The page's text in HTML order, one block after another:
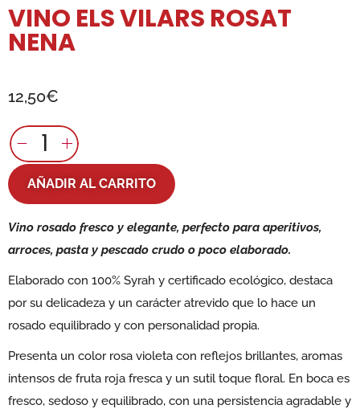
VINO ELS VILARS ROSAT
NENA
12,50€
AÑADIR AL CARRITO
Vino rosado fresco y elegante, perfecto para aperitivos,
arroces, pasta y pescado crudo o poco elaborado.
Elaborado con 100% Syrah y certificado ecológico, destaca
por su delicadeza y un carácter atrevido que lo hace un
rosado equilibrado y con personalidad propia.
Presenta un color rosa violeta con reflejos brillantes, aromas
intensos de fruta roja fresca y un sutil toque floral. En boca es
fresco, sedoso y equilibrado, con una persistencia agradable y